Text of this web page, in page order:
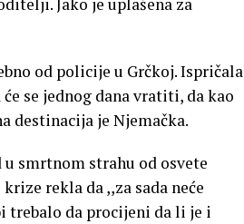
od policije u Grčkoj. Ispričala
se jednog dana vratiti, da kao
destinacija je Njemačka.
smrtnom strahu od osvete
rekla da ,,za sada neće
trebalo da procijeni da li je i